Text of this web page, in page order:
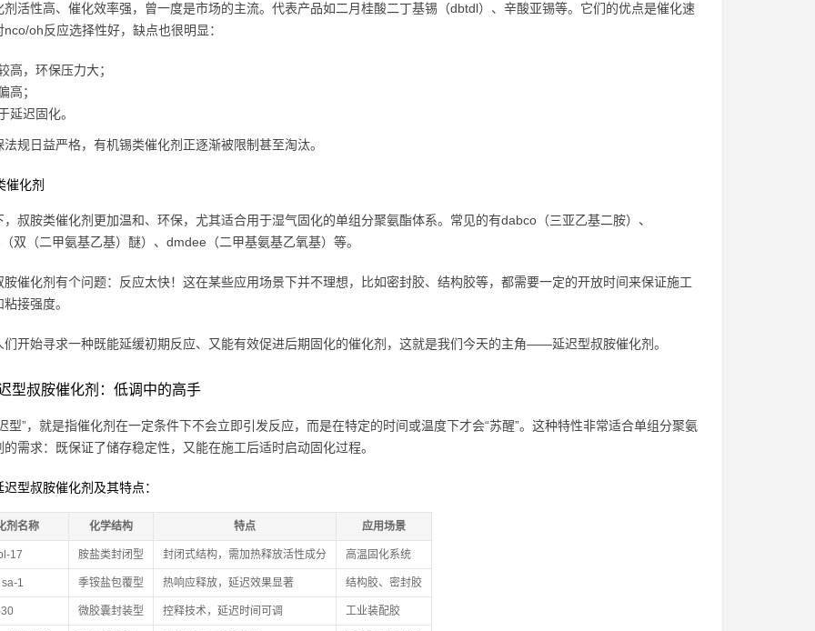
剂活性高、催化效率强，曾一度是市场的主流。代表产品如二月桂酸二丁基锡（dbtdl）、辛酸亚锡等。它们的优点是催化速
nco/oh反应选择性好，缺点也很明显：
高，环保压力大；
高；
延迟固化。
法规日益严格，有机锡类催化剂正逐渐被限制甚至淘汰。
催化剂
，叔胺类催化剂更加温和、环保，尤其适合用于湿气固化的单组分聚氨酯体系。常见的有dabco（三亚乙基二胺）、
双（二甲氨基乙基）醚）、dmdee（二甲基氨基乙氧基）等。
胺催化剂有个问题：反应太快！这在某些应用场景下并不理想，比如密封胶、结构胶等，都需要一定的开放时间来保证施工
接强度。
们开始寻求一种既能延缓初期反应、又能有效促进后期固化的催化剂，这就是我们今天的主角——延迟型叔胺催化剂。
型叔胺催化剂：低调中的高手
型”，就是指催化剂在一定条件下不会立即引发反应，而是在特定的时间或温度下才会“苏醒”。这种特性非常适合单组分聚氨
的需求：既保证了储存稳定性，又能在施工后适时启动固化过程。
型叔胺催化剂及其特点：
剂名称 化学结构 特点 应用场景
17 胺盐类封闭型 封闭式结构，需加热释放活性成分 高温固化系统
1 季铵盐包覆型 热响应释放，延迟效果显著 结构胶、密封胶
微胶囊封装型 控释技术，延迟时间可调 工业装配胶